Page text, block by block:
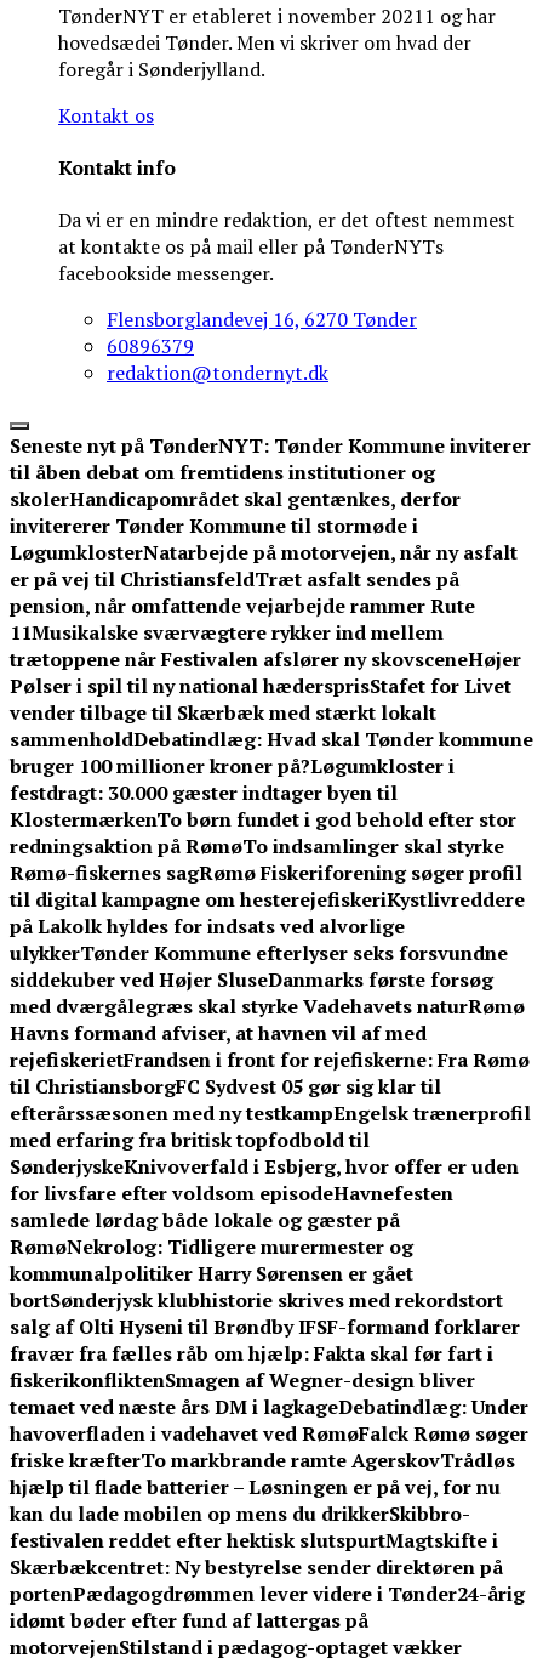
TønderNYT er etableret i november 20211 og har
hovedsædei Tønder. Men vi skriver om hvad der
foregår i Sønderjylland.
Kontakt os
Kontakt info
Da vi er en mindre redaktion, er det oftest nemmest
at kontakte os på mail eller på TønderNYTs
facebookside messenger.
Flensborglandevej 16, 6270 Tønder
60896379
redaktion@tondernyt.dk
Seneste nyt på TønderNYT: Tønder Kommune inviterer
til åben debat om fremtidens institutioner og
skolerHandicapområdet skal gentænkes, derfor
invitererer Tønder Kommune til stormøde i
LøgumklosterNatarbejde på motorvejen, når ny asfalt
er på vej til ChristiansfeldTræt asfalt sendes på
pension, når omfattende vejarbejde rammer Rute
11Musikalske sværvægtere rykker ind mellem
trætoppene når Festivalen afslører ny skovsceneHøjer
Pølser i spil til ny national hædersprisStafet for Livet
vender tilbage til Skærbæk med stærkt lokalt
sammenholdDebatindlæg: Hvad skal Tønder kommune
bruger 100 millioner kroner på?Løgumkloster i
festdragt: 30.000 gæster indtager byen til
KlostermærkenTo børn fundet i god behold efter stor
redningsaktion på RømøTo indsamlinger skal styrke
Rømø-fiskernes sagRømø Fiskeriforening søger profil
til digital kampagne om hesterejefiskeriKystlivreddere
på Lakolk hyldes for indsats ved alvorlige
ulykkerTønder Kommune efterlyser seks forsvundne
siddekuber ved Højer SluseDanmarks første forsøg
med dværgålegræs skal styrke Vadehavets naturRømø
Havns formand afviser, at havnen vil af med
rejefiskerietFrandsen i front for rejefiskerne: Fra Rømø
til ChristiansborgFC Sydvest 05 gør sig klar til
efterårssæsonen med ny testkampEngelsk trænerprofil
med erfaring fra britisk topfodbold til
SønderjyskeKnivoverfald i Esbjerg, hvor offer er uden
for livsfare efter voldsom episodeHavnefesten
samlede lørdag både lokale og gæster på
RømøNekrolog: Tidligere murermester og
kommunalpolitiker Harry Sørensen er gået
bortSønderjysk klubhistorie skrives med rekordstort
salg af Olti Hyseni til Brøndby IFSF-formand forklarer
fravær fra fælles råb om hjælp: Fakta skal før fart i
fiskerikonfliktenSmagen af Wegner-design bliver
temaet ved næste års DM i lagkageDebatindlæg: Under
havoverfladen i vadehavet ved RømøFalck Rømø søger
friske kræfterTo markbrande ramte AgerskovTrådløs
hjælp til flade batterier – Løsningen er på vej, for nu
kan du lade mobilen op mens du drikkerSkibbro-
festivalen reddet efter hektisk slutspurtMagtskifte i
Skærbækcentret: Ny bestyrelse sender direktøren på
portenPædagogdrømmen lever videre i Tønder24-årig
idømt bøder efter fund af lattergas på
motorvejenStilstand i pædagog-optaget vækker